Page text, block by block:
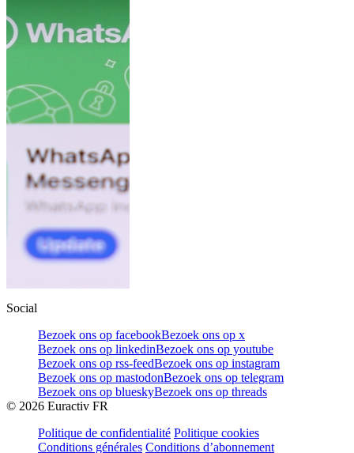
Social
Bezoek ons op facebookBezoek ons op x
Bezoek ons op linkedinBezoek ons op youtube
Bezoek ons op rss-feedBezoek ons op instagram
Bezoek ons op mastodonBezoek ons op telegram
Bezoek ons op blueskyBezoek ons op threads
© 2026 Euractiv FR
Politique de confidentialité Politique cookies
Conditions générales Conditions d’abonnement